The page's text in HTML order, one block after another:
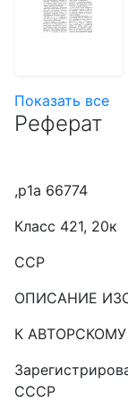
Показать все
Реферат
,р1а 66774
Класс 421, 20к
ССР
ОПИСАНИЕ
К
СССР